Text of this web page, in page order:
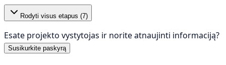
Rodyti visus etapus (7)
Esate projekto vystytojas ir norite atnaujinti informaciją?
Susikurkite paskyrą